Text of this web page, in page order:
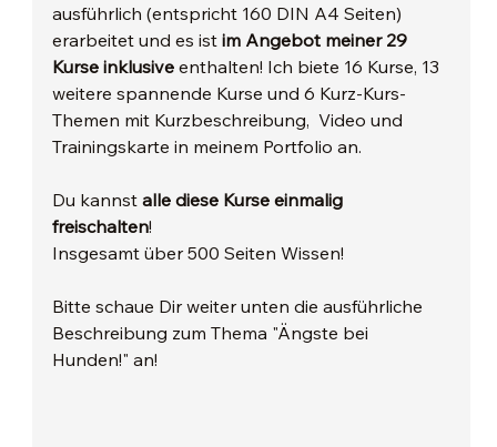
ausführlich (entspricht 160 DIN A4 Seiten)
erarbeitet und es ist im Angebot meiner 29
Kurse inklusive enthalten! Ich biete 16 Kurse, 13
weitere spannende Kurse und 6 Kurz-Kurs-
Themen mit Kurzbeschreibung,  Video und
Trainingskarte in meinem Portfolio an.
Du kannst alle diese Kurse einmalig
freischalten!
Insgesamt über 500 Seiten Wissen!
Bitte schaue Dir weiter unten die ausführliche
Beschreibung zum Thema "Ängste bei
Hunden!" an!